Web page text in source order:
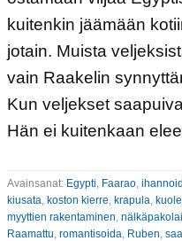
kuitenkin jäämään
jotain. Muista
vain Raakelin
Kun veljekset
Hän ei kuitenkaan
Avainsanat: Egypti Faarao,
kiusata koston kierre krapula
myyttien rakentaminen
Raamattu romantisoida Ruben